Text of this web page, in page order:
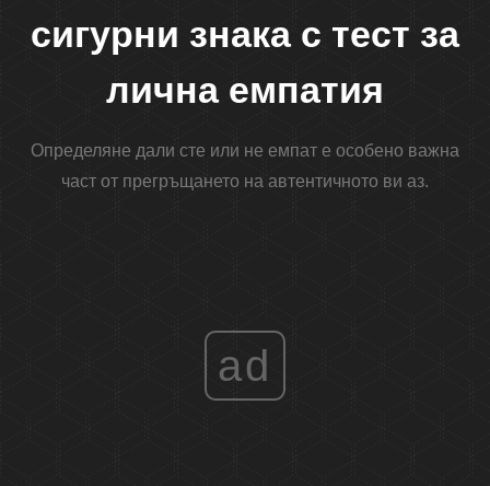
сигурни знака с тест за
лична емпатия
Определяне дали сте или не емпат е особено важна
част от прегръщането на автентичното ви аз.
ad